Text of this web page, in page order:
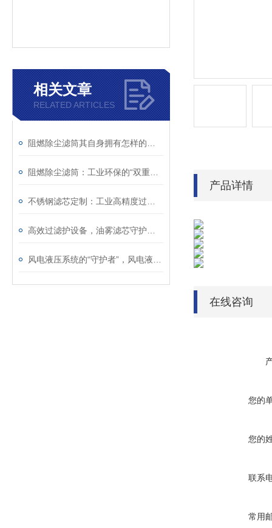
相关文章
RELATED ARTICLES
产品详情
在线咨询
您的
您的
联系
常用